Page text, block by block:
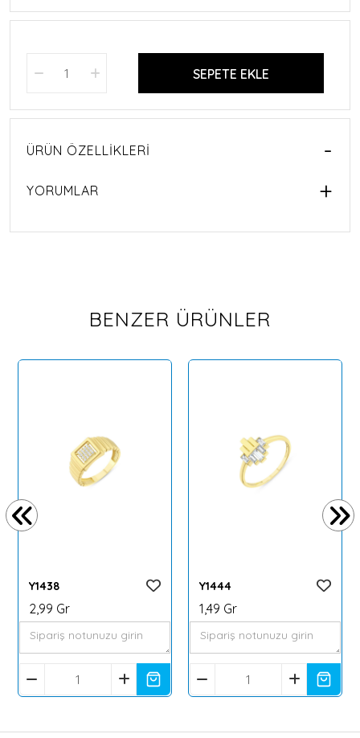
SEPETE EKLE
ÜRÜN ÖZELLIKLERI
YORUMLAR
BENZER ÜRÜNLER
Y1438
2,99 Gr
Y1444
1,49 Gr